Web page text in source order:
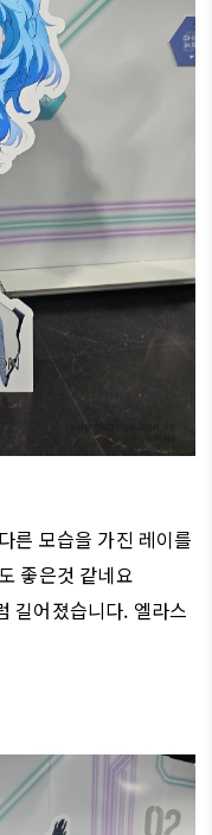
른 모습을 가진 레이를
좋은것 같네요
길어졌습니다. 엘라스